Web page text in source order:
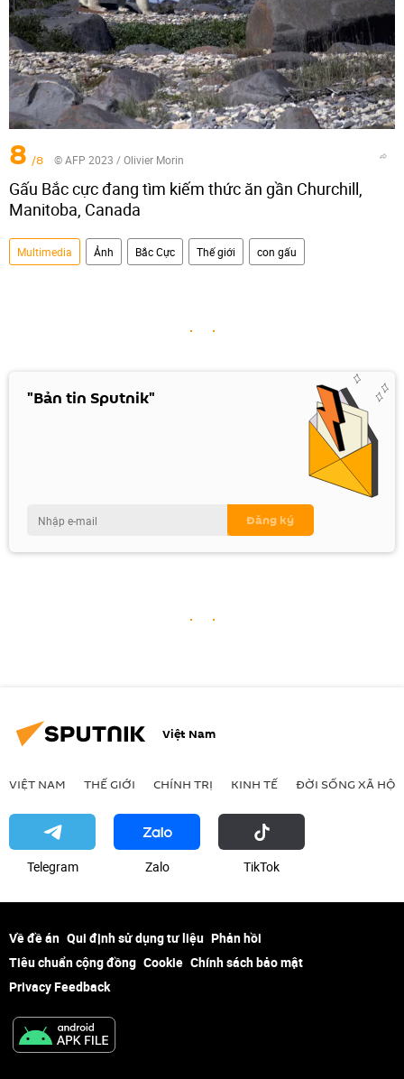
8 /8 © AFP 2023 / Olivier Morin
Gấu Bắc cực đang tìm kiếm thức ăn gần Churchill,
Manitoba, Canada
Multimedia Ảnh Bắc Cực Thế giới con gấu
"Bản tin Sputnik"
Việt Nam
VIỆT NAM THẾ GIỚI CHÍNH TRỊ KINH TẾ ĐỜI SỐNG XÃ HỘI
Telegram Zalo ТikТоk
Về đề án Qui định sử dụng tư liệu Phản hồi
Tiêu chuẩn cộng đồng Cookie Chính sách bảo mật
Privacy Feedback